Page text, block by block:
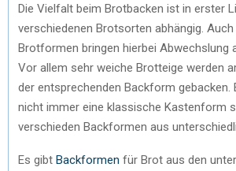
Die Vielfalt beim Brotbacken ist in erster
verschiedenen Brotsorten abhängig.
Brotformen bringen hierbei Abwechslung
Vor allem sehr weiche Brotteige werden
der entsprechenden Backform gebacken.
nicht immer eine klassische Kastenform
verschieden Backformen aus
Es gibt Backformen für Brot aus den